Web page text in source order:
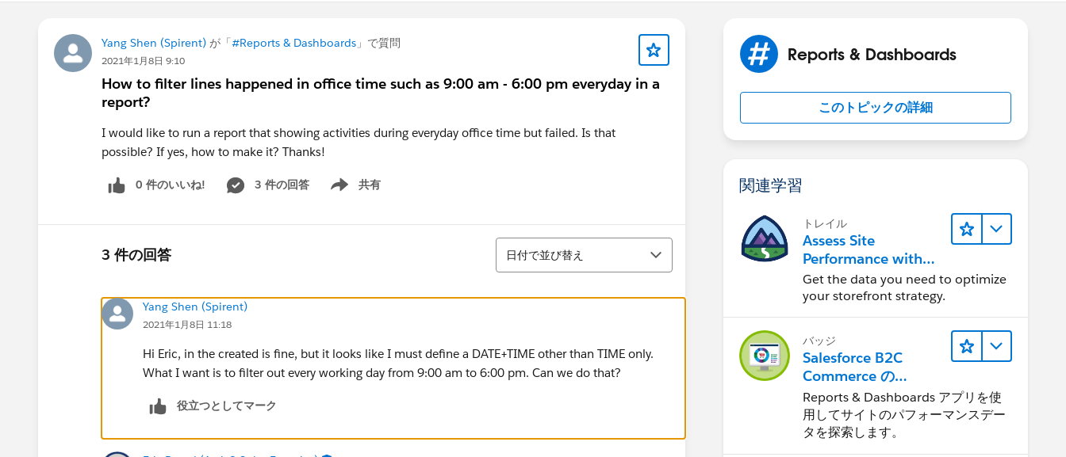
Yang Shen (Spirent) が「#Reports & Dashboards 」で質問
2021年1月8日 9:10
How to filter lines happened in office time such as 9:00 am - 6:00 pm everyday in a
report?
I would like to run a report that showing activities during everyday office time but failed. Is that
possible? If yes, how to make it? Thanks!
0 件のいいね! 3 件の回答 共有
Show menu
3 件の回答
並び替え
日付で並び替え
Yang Shen (Spirent)
2021年1月8日 11:18
Hi Eric, in the created is fine, but it looks like I must define a DATE+TIME other than TIME only.
What I want is to filter out every working day from 9:00 am to 6:00 pm. Can we do that?
役立つとしてマーク
Reports & Dashboards
このトピックの詳細
関連学習
トレイル
Assess Site
Performance with
B2C Commerce
Reports &
Dashboards
Get the data you need to optimize
your storefront strategy.
バッジ
Salesforce B2C
Commerce の
Reports &
Dashboards
Reports & Dashboards アプリを使
用してサイトのパフォーマンスデー
タを探索します。